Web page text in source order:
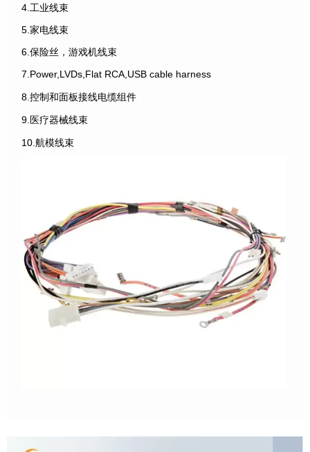
4.工业线束
5.家电线束
6.保险丝，游戏机线束
7.Power,LVDs,Flat RCA,USB cable harness
8.控制和面板接线电缆组件
9.医疗器械线束
10.航模线束